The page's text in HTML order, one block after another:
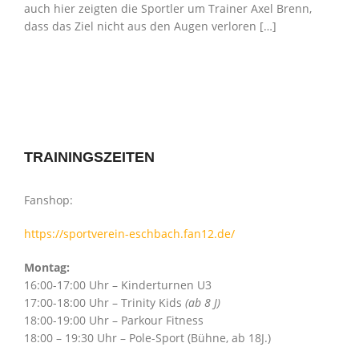
auch hier zeigten die Sportler um Trainer Axel Brenn,
dass das Ziel nicht aus den Augen verloren […]
TRAININGSZEITEN
Fanshop:
https://sportverein-eschbach.fan12.de/
Montag:
16:00-17:00 Uhr – Kinderturnen U3
17:00-18:00 Uhr – Trinity Kids (ab 8 J)
18:00-19:00 Uhr – Parkour Fitness
18:00 – 19:30 Uhr – Pole-Sport (Bühne, ab 18J.)